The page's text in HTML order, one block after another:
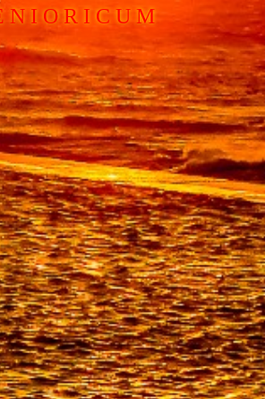
N I O R I C U M